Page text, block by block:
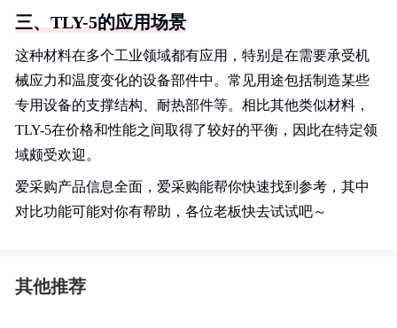
三、TLY-5的应用场景
这种材料在多个工业领域都有应用，特别是在需要承受机
械应力和温度变化的设备部件中。常见用途包括制造某些
专用设备的支撑结构、耐热部件等。相比其他类似材料，
TLY-5在价格和性能之间取得了较好的平衡，因此在特定领
域颇受欢迎。
爱采购产品信息全面，爱采购能帮你快速找到参考，其中
对比功能可能对你有帮助，各位老板快去试试吧～
其他推荐